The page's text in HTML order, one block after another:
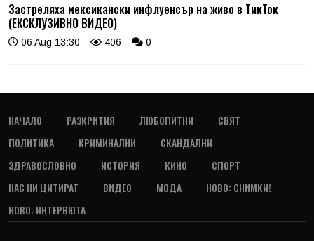
Застреляха мексикански инфлуенсър на живо в ТикТок
(ЕКСКЛУЗИВНО ВИДЕО)
06 Aug 13:30 406 0
НАЧАЛО РАЗКРИТИЯ ЛЮБОПИТНИ
СВЯТ
ПОЛИТИКА
КРИМИНАЛНИ
СКАНДАЛНИ
ЗДРАВОСЛОВНО
ИСТОРИЯ КИНО
СПОРТ
НАС НИ ЦИТИРАТ
ВИДЕО МОДА
НОВО: СНИМКИ!
НОВО: ИНТЕРВЮТА